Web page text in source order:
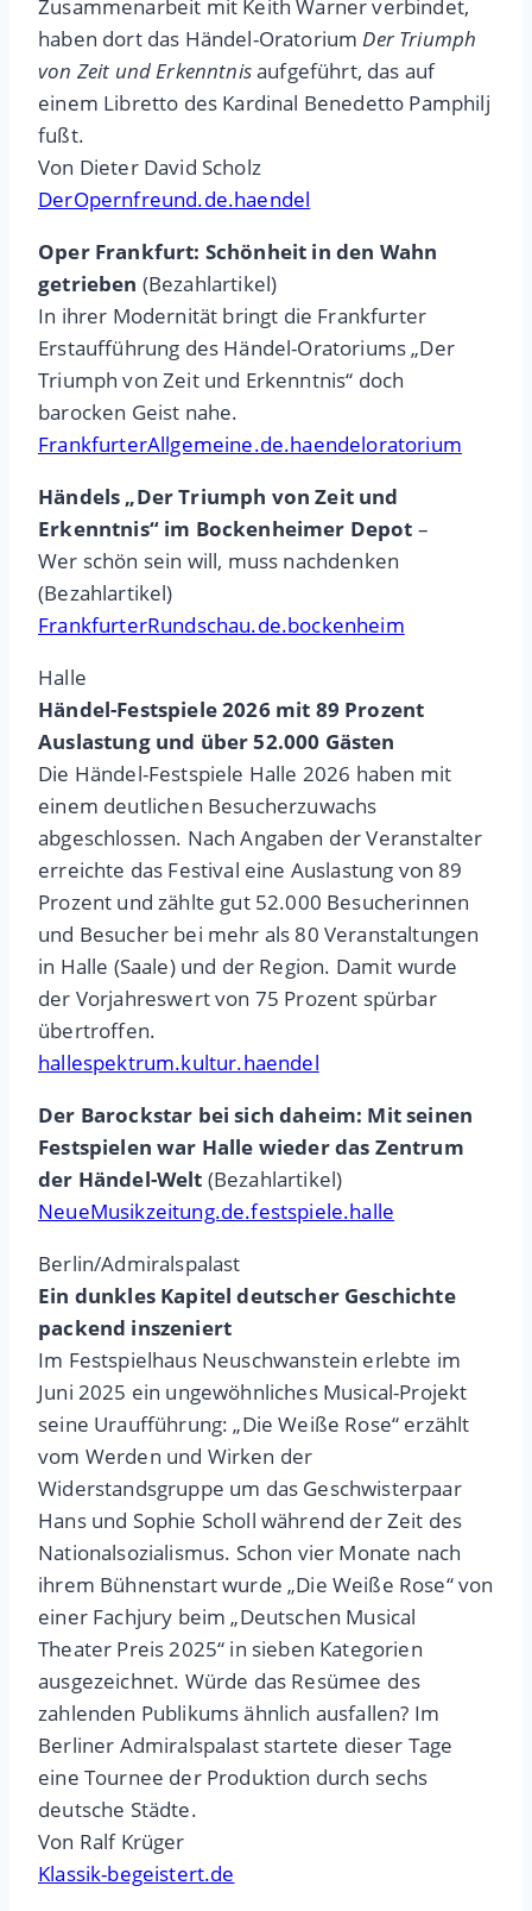
Zusammenarbeit mit Keith Warner verbindet,
haben dort das Händel-OratoriumDer Triumph
von Zeit und Erkenntnisaufgeführt, das auf
einem Libretto des Kardinal Benedetto Pamphilj
fußt.
Von Dieter David Scholz
DerOpernfreund.de.haendel
Oper Frankfurt: Schönheit in den Wahn
getrieben (Bezahlartikel)
In ihrer Modernität bringt die Frankfurter
Erstaufführung des Händel-Oratoriums „Der
Triumph von Zeit und Erkenntnis“ doch
barocken Geist nahe.
FrankfurterAllgemeine.de.haendeloratorium
Händels „Der Triumph von Zeit und
Erkenntnis“ im Bockenheimer Depot –
Wer schön sein will, muss nachdenken
(Bezahlartikel)
FrankfurterRundschau.de.bockenheim
Halle
Händel-Festspiele 2026 mit 89 Prozent
Auslastung und über 52.000 Gästen
Die Händel-Festspiele Halle 2026 haben mit
einem deutlichen Besucherzuwachs
abgeschlossen. Nach Angaben der Veranstalter
erreichte das Festival eine Auslastung von 89
Prozent und zählte gut 52.000 Besucherinnen
und Besucher bei mehr als 80 Veranstaltungen
in Halle (Saale) und der Region. Damit wurde
der Vorjahreswert von 75 Prozent spürbar
übertroffen.
hallespektrum.kultur.haendel
Der Barockstar bei sich daheim: Mit seinen
Festspielen war Halle wieder das Zentrum
der Händel-Welt (Bezahlartikel)
NeueMusikzeitung.de.festspiele.halle
Berlin/Admiralspalast
Ein dunkles Kapitel deutscher Geschichte
packend inszeniert
Im Festspielhaus Neuschwanstein erlebte im
Juni 2025 ein ungewöhnliches Musical-Projekt
seine Uraufführung: „Die Weiße Rose“ erzählt
vom Werden und Wirken der
Widerstandsgruppe um das Geschwisterpaar
Hans und Sophie Scholl während der Zeit des
Nationalsozialismus. Schon vier Monate nach
ihrem Bühnenstart wurde „Die Weiße Rose“ von
einer Fachjury beim „Deutschen Musical
Theater Preis 2025“ in sieben Kategorien
ausgezeichnet. Würde das Resümee des
zahlenden Publikums ähnlich ausfallen? Im
Berliner Admiralspalast startete dieser Tage
eine Tournee der Produktion durch sechs
deutsche Städte.
Von Ralf Krüger
Klassik-begeistert.de